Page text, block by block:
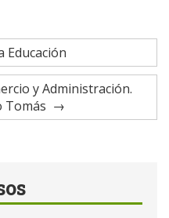
Educación
y Administración.
Tomás